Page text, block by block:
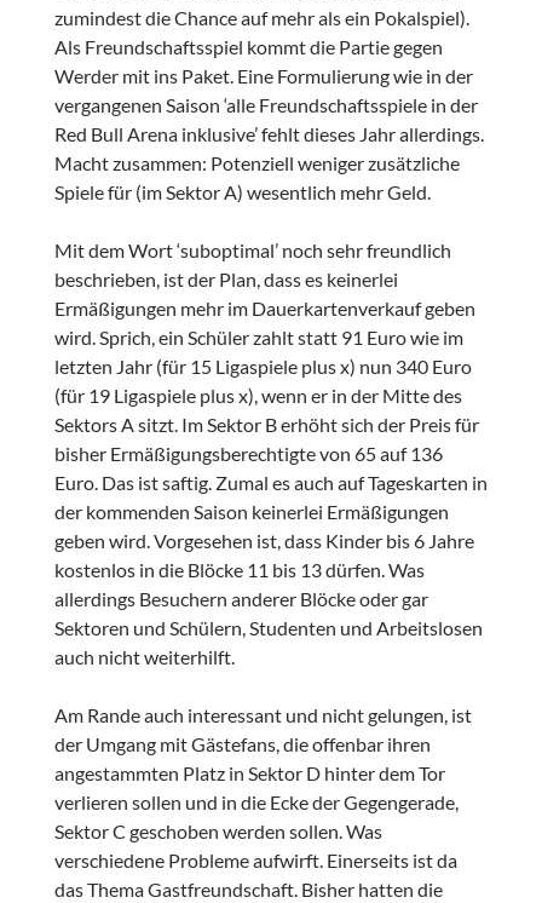
zumindest die Chance auf mehr als ein Pokalspiel).
Als Freundschaftsspiel kommt die Partie gegen
Werder mit ins Paket. Eine Formulierung wie in der
vergangenen Saison ‘alle Freundschaftsspiele in der
Red Bull Arena inklusive’ fehlt dieses Jahr allerdings.
Macht zusammen: Potenziell weniger zusätzliche
Spiele für (im Sektor A) wesentlich mehr Geld.
Mit dem Wort ‘suboptimal’ noch sehr freundlich
beschrieben, ist der Plan, dass es keinerlei
Ermäßigungen mehr im Dauerkartenverkauf geben
wird. Sprich, ein Schüler zahlt statt 91 Euro wie im
letzten Jahr (für 15 Ligaspiele plus x) nun 340 Euro
(für 19 Ligaspiele plus x), wenn er in der Mitte des
Sektors A sitzt. Im Sektor B erhöht sich der Preis für
bisher Ermäßigungsberechtigte von 65 auf 136
Euro. Das ist saftig. Zumal es auch auf Tageskarten in
der kommenden Saison keinerlei Ermäßigungen
geben wird. Vorgesehen ist, dass Kinder bis 6 Jahre
kostenlos in die Blöcke 11 bis 13 dürfen. Was
allerdings Besuchern anderer Blöcke oder gar
Sektoren und Schülern, Studenten und Arbeitslosen
auch nicht weiterhilft.
Am Rande auch interessant und nicht gelungen, ist
der Umgang mit Gästefans, die offenbar ihren
angestammten Platz in Sektor D hinter dem Tor
verlieren sollen und in die Ecke der Gegengerade,
Sektor C geschoben werden sollen. Was
verschiedene Probleme aufwirft. Einerseits ist da
das Thema Gastfreundschaft. Bisher hatten die